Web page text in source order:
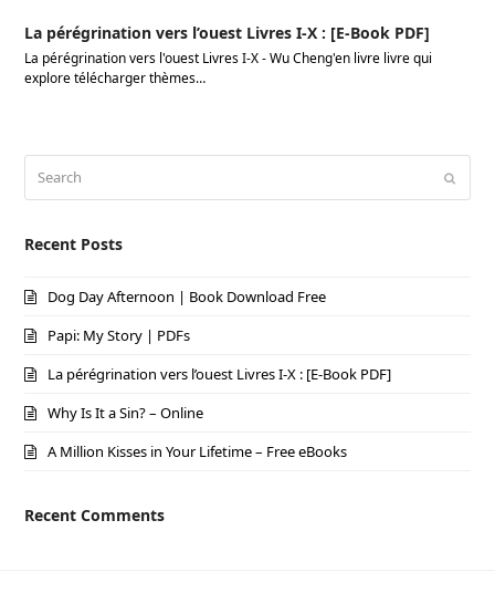
La pérégrination vers l’ouest Livres I-X : [E-Book PDF]
La pérégrination vers l'ouest Livres I-X - Wu Cheng'en livre livre qui
explore télécharger thèmes…
Recent Posts
Dog Day Afternoon | Book Download Free
Papi: My Story | PDFs
La pérégrination vers l’ouest Livres I-X : [E-Book PDF]
Why Is It a Sin? – Online
A Million Kisses in Your Lifetime – Free eBooks
Recent Comments